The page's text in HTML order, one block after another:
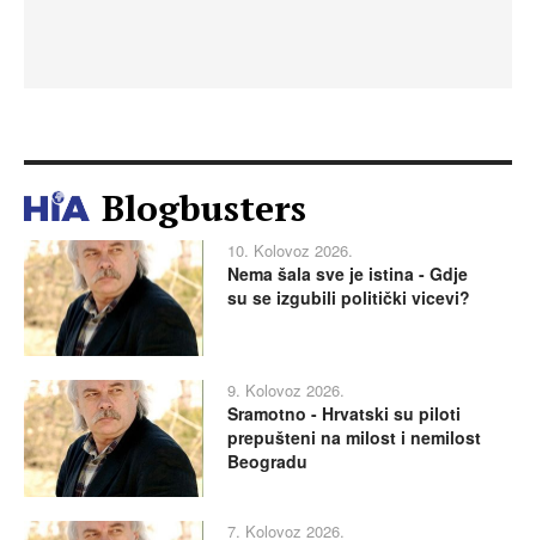
Blogbusters
10. Kolovoz 2026.
Nema šala sve je istina - Gdje
su se izgubili politički vicevi?
9. Kolovoz 2026.
Sramotno - Hrvatski su piloti
prepušteni na milost i nemilost
Beogradu
7. Kolovoz 2026.